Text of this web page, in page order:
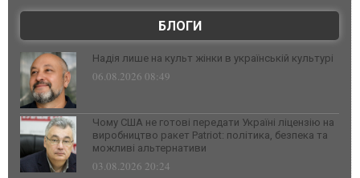
БЛОГИ
Надія лише на культ жінки в українській культурі
06.08.2026 08:49
Чому США не готові передати Україні ліцензію на
виробництво ракет Patriot: політика, безпека та
можливі альтернативи
03.08.2026 20:24